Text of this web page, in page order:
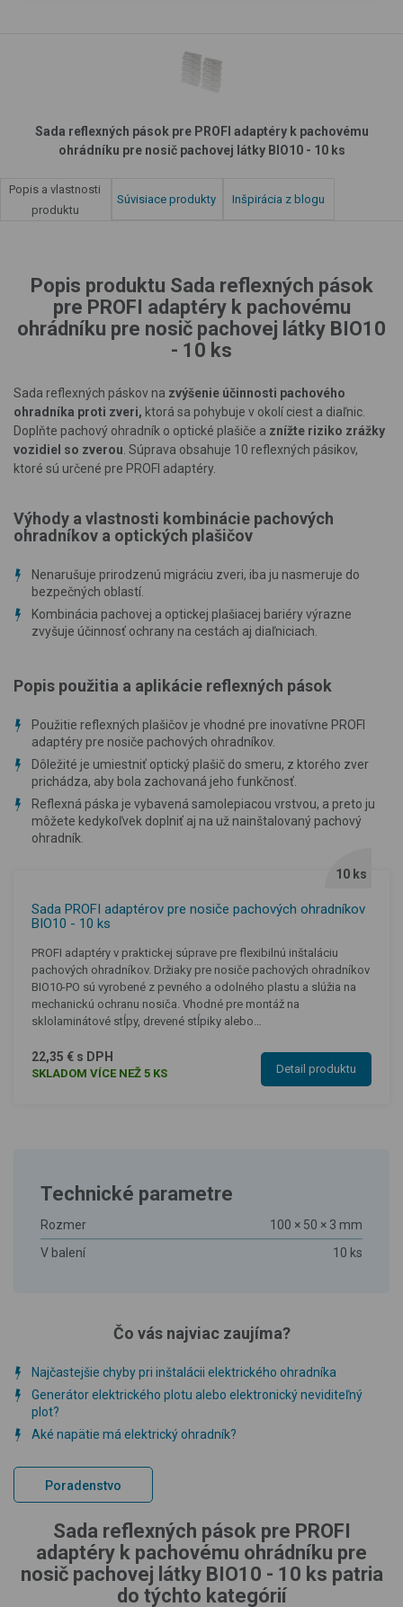
Sada reflexných pások pre PROFI adaptéry k pachovému
ohrádníku pre nosič pachovej látky BIO10 - 10 ks
Popis a vlastnosti
produktu
Súvisiace produkty Inšpirácia z blogu
Popis produktu Sada reflexných pások
pre PROFI adaptéry k pachovému
ohrádníku pre nosič pachovej látky BIO10
- 10 ks
Sada reflexných páskov na zvýšenie účinnosti pachového
ohradníka proti zveri, ktorá sa pohybuje v okolí ciest a diaľnic.
Doplňte pachový ohradník o optické plašiče a znížte riziko zrážky
vozidiel so zverou . Súprava obsahuje 10 reflexných pásikov,
ktoré sú určené pre PROFI adaptéry.
Výhody a vlastnosti kombinácie pachových
ohradníkov a optických plašičov
Nenarušuje prirodzenú migráciu zveri, iba ju nasmeruje do
bezpečných oblastí.
Kombinácia pachovej a optickej plašiacej bariéry výrazne
zvyšuje účinnosť ochrany na cestách aj diaľniciach.
Popis použitia a aplikácie reflexných pások
Použitie reflexných plašičov je vhodné pre inovatívne PROFI
adaptéry pre nosiče pachových ohradníkov.
Dôležité je umiestniť optický plašič do smeru, z ktorého zver
prichádza, aby bola zachovaná jeho funkčnosť.
Reflexná páska je vybavená samolepiacou vrstvou, a preto ju
môžete kedykoľvek doplniť aj na už nainštalovaný pachový
ohradník.
10 ks
Sada PROFI adaptérov pre nosiče pachových ohradníkov
BIO10 - 10 ks
PROFI adaptéry v praktickej súprave pre flexibilnú inštaláciu
pachových ohradníkov. Držiaky pre nosiče pachových ohradníkov
BIO10-PO sú vyrobené z pevného a odolného plastu a slúžia na
mechanickú ochranu nosiča. Vhodné pre montáž na
sklolaminátové stĺpy, drevené stĺpiky alebo…
22,35 € s DPH
SKLADOM VÍCE NEŽ 5 KS Detail produktu
Technické parametre
Rozmer
100 × 50 × 3 mm
V balení
10 ks
Čo vás najviac zaujíma?
Najčastejšie chyby pri inštalácii elektrického ohradníka
Generátor elektrického plotu alebo elektronický neviditeľný
plot?
Aké napätie má elektrický ohradník?
Poradenstvo
Sada reflexných pások pre PROFI
adaptéry k pachovému ohrádníku pre
nosič pachovej látky BIO10 - 10 ks patria
do týchto kategórií